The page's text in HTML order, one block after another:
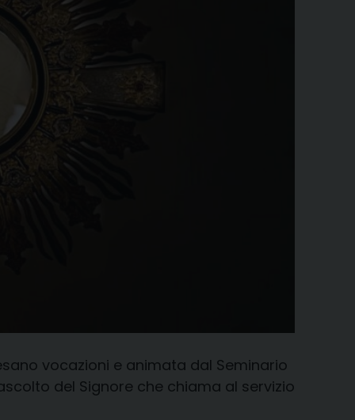
vocazioni e animata dal Seminario
del Signore che chiama al servizio